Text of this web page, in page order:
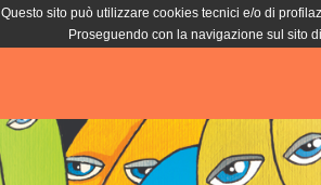
Questo sito può utilizzare cookies tecnici e/o di
Proseguendo con la navigazione sul sito